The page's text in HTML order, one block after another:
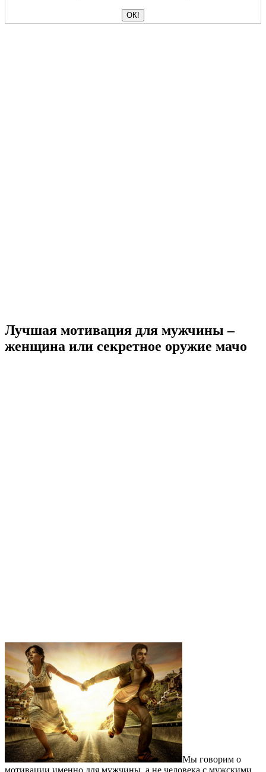
Лучшая мотивация для мужчины –
женщина или секретное оружие мачо
Мы говорим о